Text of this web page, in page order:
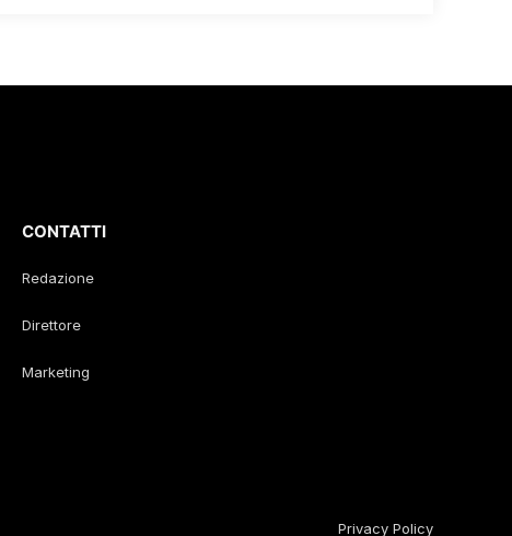
CONTATTI
Redazione
Direttore
Marketing
Privacy Policy